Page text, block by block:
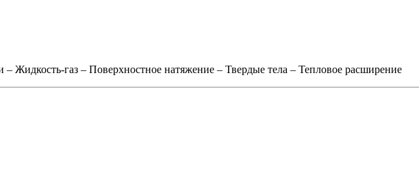
– Жидкость-газ – Поверхностное натяжение – Твердые тела – Тепловое расширение